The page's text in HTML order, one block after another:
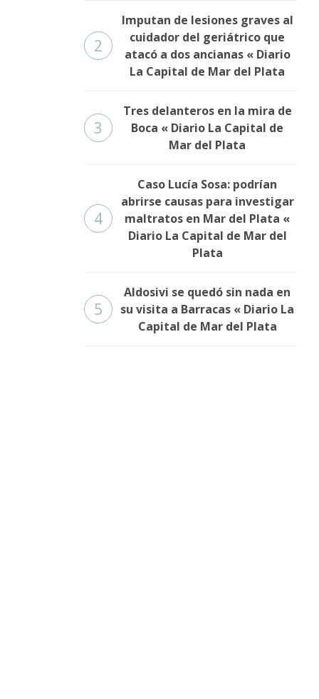
2
Imputan de lesiones graves al
cuidador del geriátrico que
atacó a dos ancianas « Diario
La Capital de Mar del Plata
3
Tres delanteros en la mira de
Boca « Diario La Capital de
Mar del Plata
4
Caso Lucía Sosa: podrían
abrirse causas para investigar
maltratos en Mar del Plata «
Diario La Capital de Mar del
Plata
5
Aldosivi se quedó sin nada en
su visita a Barracas « Diario La
Capital de Mar del Plata